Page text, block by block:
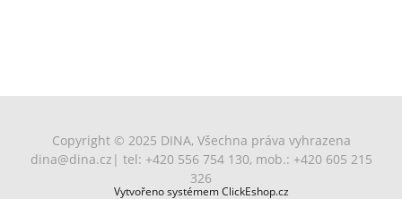
Copyright © 2025 DINA, Všechna práva vyhrazena
dina@dina.cz | tel: +420 556 754 130, mob.: +420 605 215
326
Vytvořeno systémem ClickEshop.cz